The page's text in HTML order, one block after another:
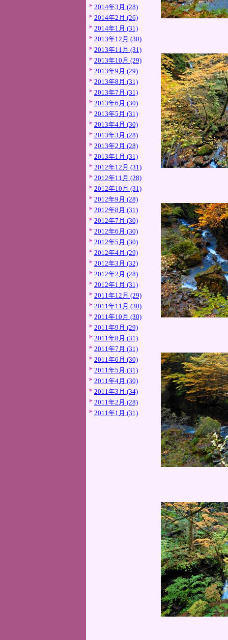
2014年3月 (28)
2014年2月 (26)
2014年1月 (31)
2013年12月 (30)
2013年11月 (31)
2013年10月 (29)
2013年9月 (29)
2013年8月 (31)
2013年7月 (31)
2013年6月 (30)
2013年5月 (31)
2013年4月 (30)
2013年3月 (28)
2013年2月 (28)
2013年1月 (31)
2012年12月 (31)
2012年11月 (28)
2012年10月 (31)
2012年9月 (28)
2012年8月 (31)
2012年7月 (30)
2012年6月 (30)
2012年5月 (30)
2012年4月 (29)
2012年3月 (32)
2012年2月 (28)
2012年1月 (31)
2011年12月 (29)
2011年11月 (30)
2011年10月 (30)
2011年9月 (29)
2011年8月 (31)
2011年7月 (31)
2011年6月 (30)
2011年5月 (31)
2011年4月 (30)
2011年3月 (34)
2011年2月 (28)
2011年1月 (31)